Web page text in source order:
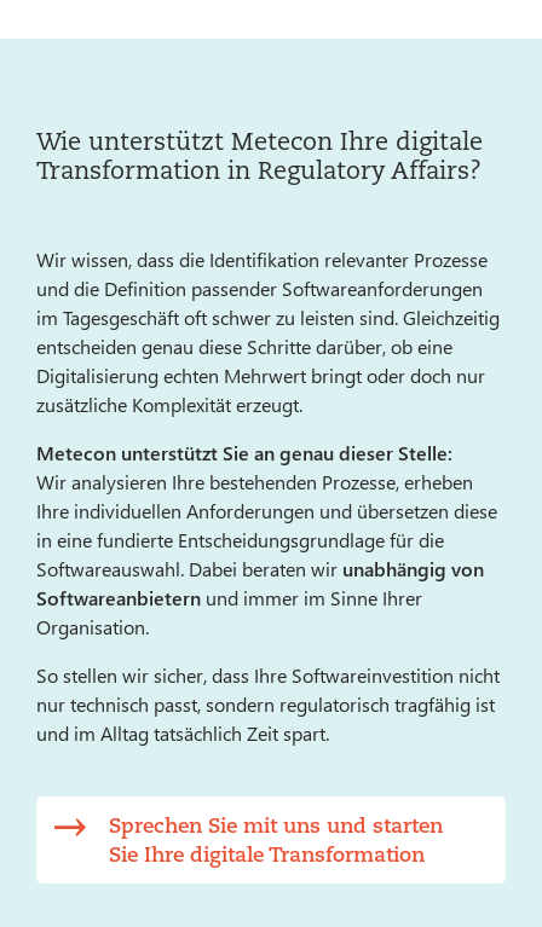
Wie unterstützt Metecon Ihre digitale
Transformation in Regulatory Affairs?
Wir wissen, dass die Identifikation relevanter Prozesse
und die Definition passender Softwareanforderungen
im Tagesgeschäft oft schwer zu leisten sind. Gleichzeitig
entscheiden genau diese Schritte darüber, ob eine
Digitalisierung echten Mehrwert bringt oder doch nur
zusätzliche Komplexität erzeugt.
Metecon unterstützt Sie an genau dieser Stelle:
Wir analysieren Ihre bestehenden Prozesse, erheben
Ihre individuellen Anforderungen und übersetzen diese
in eine fundierte Entscheidungsgrundlage für die
Softwareauswahl. Dabei beraten wir unabhängig von
Softwareanbietern und immer im Sinne Ihrer
Organisation.
So stellen wir sicher, dass Ihre Softwareinvestition nicht
nur technisch passt, sondern regulatorisch tragfähig ist
und im Alltag tatsächlich Zeit spart.
Sprechen Sie mit uns und starten
Sie Ihre digitale Transformation